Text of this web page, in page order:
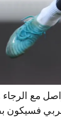
مع الرجاء
فسيكون